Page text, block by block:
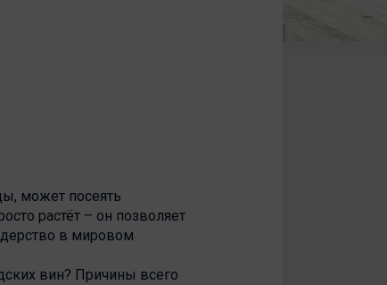
может посеять
растёт – он позволяет
в мировом
вин? Причины всего